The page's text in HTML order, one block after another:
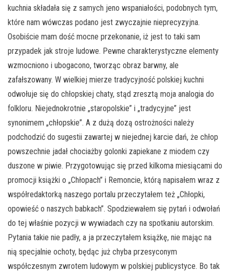
kuchnia składała się z samych jeno wspaniałości, podobnych tym,
które nam wówczas podano jest zwyczajnie nieprecyzyjna.
Osobiście mam dość mocne przekonanie, iż jest to taki sam
przypadek jak stroje ludowe. Pewne charakterystyczne elementy
wzmocniono i ubogacono, tworząc obraz barwny, ale
zafałszowany. W wielkiej mierze tradycyjność polskiej kuchni
odwołuje się do chłopskiej chaty, stąd zresztą moja analogia do
folkloru. Niejednokrotnie „staropolskie” i „tradycyjne” jest
synonimem „chłopskie”. A z dużą dozą ostrożności należy
podchodzić do sugestii zawartej w niejednej karcie dań, że chłop
powszechnie jadał chociażby golonki zapiekane z miodem czy
duszone w piwie. Przygotowując się przed kilkoma miesiącami do
promocji książki o „Chłopach” i Remoncie, którą napisałem wraz z
współredaktorką naszego portalu przeczytałem też „Chłopki,
opowieść o naszych babkach”. Spodziewałem się pytań i odwołań
do tej właśnie pozycji w wywiadach czy na spotkaniu autorskim.
Pytania takie nie padły, a ja przeczytałem książkę, nie mając na
nią specjalnie ochoty, będąc już chyba przesyconym
współczesnym zwrotem ludowym w polskiej publicystyce. Bo tak